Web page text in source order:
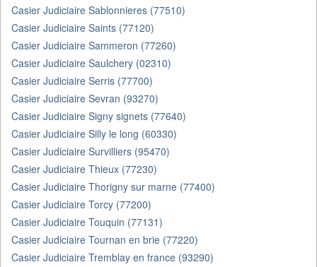
Casier Judiciaire Sablonnieres (77510)
Casier Judiciaire Saints (77120)
Casier Judiciaire Sammeron (77260)
Casier Judiciaire Saulchery (02310)
Casier Judiciaire Serris (77700)
Casier Judiciaire Sevran (93270)
Casier Judiciaire Signy signets (77640)
Casier Judiciaire Silly le long (60330)
Casier Judiciaire Survilliers (95470)
Casier Judiciaire Thieux (77230)
Casier Judiciaire Thorigny sur marne (77400)
Casier Judiciaire Torcy (77200)
Casier Judiciaire Touquin (77131)
Casier Judiciaire Tournan en brie (77220)
Casier Judiciaire Tremblay en france (93290)